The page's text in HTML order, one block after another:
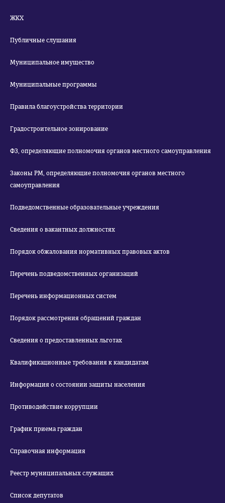
ЖКХ
Публичные слушания
Муниципальное имущество
Муниципальные программы
Правила благоустройства территории
Градостроительное зонирование
ФЗ, определяющие полномочия органов местного самоуправления
Законы РМ, определяющие полномочия органов местного
самоуправления
Подведомственные образовательные учреждения
Сведения о вакантных должностях
Порядок обжалования нормативных правовых актов
Перечень подведомственных организаций
Перечень информационных систем
Порядок рассмотрения обращений граждан
Сведения о предоставленных льготах
Квалификационные требования к кандидатам
Информация о состоянии защиты населения
Противодействие коррупции
График приема граждан
Справочная информация
Реестр муниципальных служащих
Список депутатов